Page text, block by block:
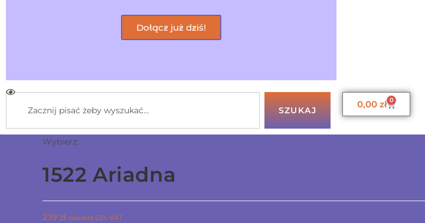
Dołącz już dziś!
SZUKAJ
0,00 zł 0
Wybierz:
1522 Ariadna
2,19 zł zawiera 23% VAT